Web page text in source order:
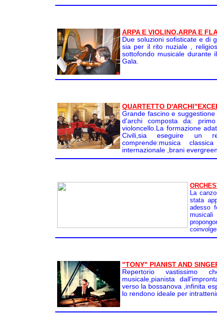
ARPA E VIOLINO,ARPA E
Due soluzioni sofisticate e di
sia per il rito nuziale ,
sottofondo musicale durante
Gala.
QUARTETTO
Grande fascino e
d'archi composta da:
violoncello.La formazione
Civili,sia eseguire un
comprende:musica
internazionale ,brani
La
stata
adesso
"TONY" PIANIST AND
Repertorio vastissimo
musicale,pianista
verso la bossanova ,infinita
lo rendono ideale per